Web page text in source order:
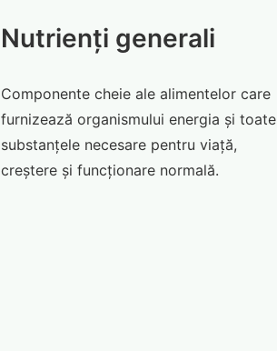
Nutrienți generali
Componente cheie ale alimentelor care
furnizează organismului energia și toate
substanțele necesare pentru viață,
creștere și funcționare normală.